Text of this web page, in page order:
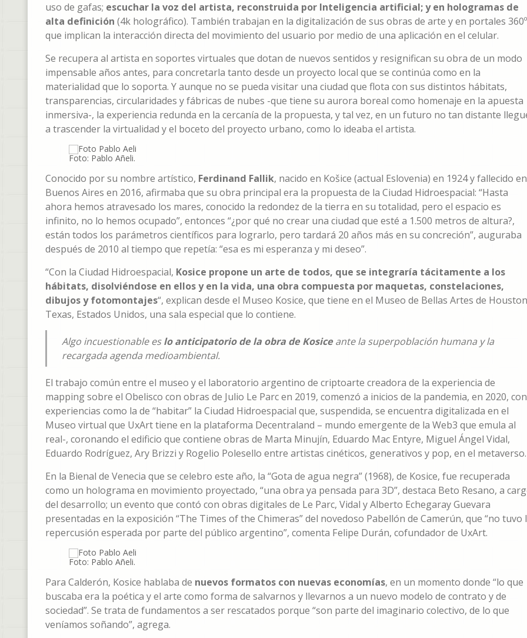
uso de gafas; escuchar la voz del artista, reconstruida por Inteligencia artificial; y en hologramas de
alta definición (4k holográfico). También trabajan en la digitalización de sus obras de arte y en portales 360º
que implican la interacción directa del movimiento del usuario por medio de una aplicación en el celular.
Se recupera al artista en soportes virtuales que dotan de nuevos sentidos y resignifican su obra de un modo
impensable años antes, para concretarla tanto desde un proyecto local que se continúa como en la
materialidad que lo soporta. Y aunque no se pueda visitar una ciudad que flota con sus distintos hábitats,
transparencias, circularidades y fábricas de nubes -que tiene su aurora boreal como homenaje en la apuesta
inmersiva-, la experiencia redunda en la cercanía de la propuesta, y tal vez, en un futuro no tan distante
a trascender la virtualidad y el boceto del proyecto urbano, como lo ideaba el artista.
Foto: Pablo Añeli.
Conocido por su nombre artístico, Ferdinand Fallik, nacido en Košice (actual Eslovenia) en 1924 y fallecido en
Buenos Aires en 2016, afirmaba que su obra principal era la propuesta de la Ciudad Hidroespacial: “Hasta
ahora hemos atravesado los mares, conocido la redondez de la tierra en su totalidad, pero el espacio es
infinito, no lo hemos ocupado”, entonces “¿por qué no crear una ciudad que esté a 1.500 metros de altura?,
están todos los parámetros científicos para lograrlo, pero tardará 20 años más en su concreción”, auguraba
después de 2010 al tiempo que repetía: “esa es mi esperanza y mi deseo”.
“Con la Ciudad Hidroespacial, Kosice propone un arte de todos, que se integraría tácitamente a los
hábitats, disolviéndose en ellos y en la vida, una obra compuesta por maquetas, constelaciones,
dibujos y fotomontajes“, explican desde el Museo Kosice, que tiene en el Museo de Bellas Artes de
Texas, Estados Unidos, una sala especial que lo contiene.
Algo incuestionable eslo anticipatorio de la obra de Kosiceante la superpoblación humana y la
recargada agenda medioambiental.
El trabajo común entre el museo y el laboratorio argentino de criptoarte creadora de la experiencia de
mapping sobre el Obelisco con obras de Julio Le Parc en 2019, comenzó a inicios de la pandemia, en 2020, con
experiencias como la de “habitar” la Ciudad Hidroespacial que, suspendida, se encuentra digitalizada en el
Museo virtual que UxArt tiene en la plataforma Decentraland – mundo emergente de la Web3 que emula al
real-, coronando el edificio que contiene obras de Marta Minujín, Eduardo Mac Entyre, Miguel Ángel Vidal,
Eduardo Rodríguez, Ary Brizzi y Rogelio Polesello entre artistas cinéticos, generativos y pop, en el metaverso.
En la Bienal de Venecia que se celebro este año, la “Gota de agua negra” (1968), de Kosice, fue recuperada
como un holograma en movimiento proyectado, “una obra ya pensada para 3D”, destaca Beto Resano, a
del desarrollo; un evento que contó con obras digitales de Le Parc, Vidal y Alberto Echegaray Guevara
presentadas en la exposición “The Times of the Chimeras” del novedoso Pabellón de Camerún, que “no tuvo
repercusión esperada por parte del público argentino”, comenta Felipe Durán, cofundador de UxArt.
Foto: Pablo Añeli.
Para Calderón, Kosice hablaba de nuevos formatos con nuevas economías, en un momento donde “lo que
buscaba era la poética y el arte como forma de salvarnos y llevarnos a un nuevo modelo de contrato y de
sociedad”. Se trata de fundamentos a ser rescatados porque “son parte del imaginario colectivo, de lo que
veníamos soñando”, agrega.